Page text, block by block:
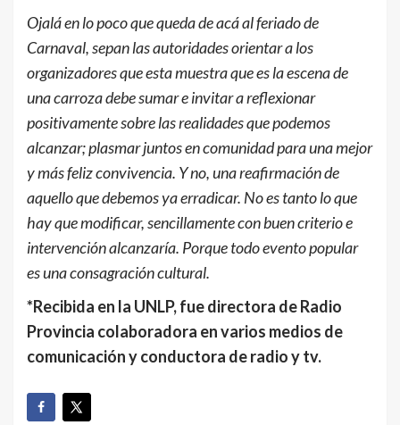
Ojalá en lo poco que queda de acá al feriado de
Carnaval, sepan las autoridades orientar a los
organizadores que esta muestra que es la escena de
una carroza debe sumar e invitar a reflexionar
positivamente sobre las realidades que podemos
alcanzar; plasmar juntos en comunidad para una mejor
y más feliz convivencia. Y no, una reafirmación de
aquello que debemos ya erradicar. No es tanto lo que
hay que modificar, sencillamente con buen criterio e
intervención alcanzaría. Porque todo evento popular
es una consagración cultural.
*Recibida en la UNLP, fue directora de Radio
Provincia colaboradora en varios medios de
comunicación y conductora de radio y tv.